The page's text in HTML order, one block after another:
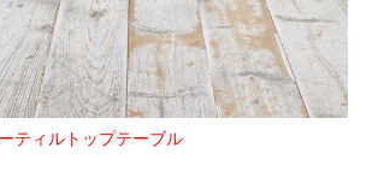
ティルトップテーブル